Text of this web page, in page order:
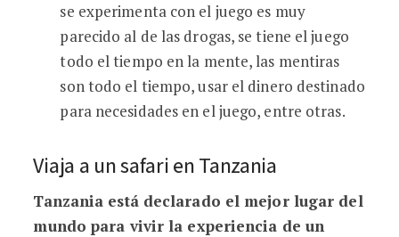
se experimenta con el juego es muy
parecido al de las drogas, se tiene el juego
todo el tiempo en la mente, las mentiras
son todo el tiempo, usar el dinero destinado
para necesidades en el juego, entre otras.
Viaja a un safari en Tanzania
Tanzania está declarado el mejor lugar del
mundo para vivir la experiencia de un